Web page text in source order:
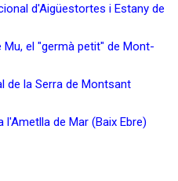
d'Aigüestortes i Estany de
el "germà petit" de Mont-
de la Serra de Montsant
l'Ametlla de Mar (Baix Ebre)